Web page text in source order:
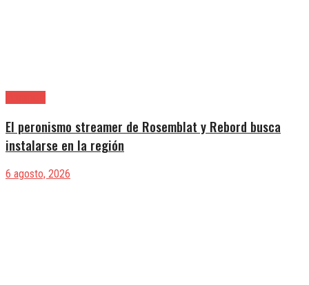
El peronismo streamer de Rosemblat y Rebord busca
instalarse en la región
6 agosto, 2026